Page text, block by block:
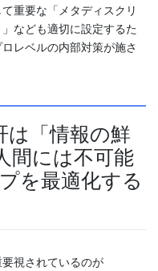
重要な「メタディスクリ
なども適切に設定するた
レベルの内部対策が施さ
は「情報の鮮
間には不可能
を最適化する
視されているのが